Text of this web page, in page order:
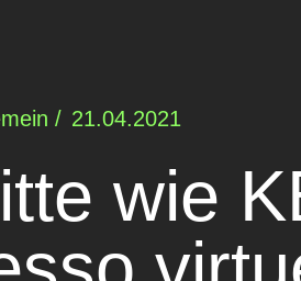
/ 21.04.2021
wie